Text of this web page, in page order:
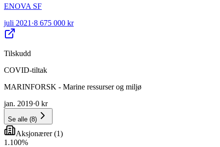
ENOVA SF
juli 2021 ·8 675 000 kr
Tilskudd
COVID-tiltak
MARINFORSK - Marine ressurser og miljø
jan. 2019·0 kr
Se alle (8)
Aksjonærer(1)
1 .100%